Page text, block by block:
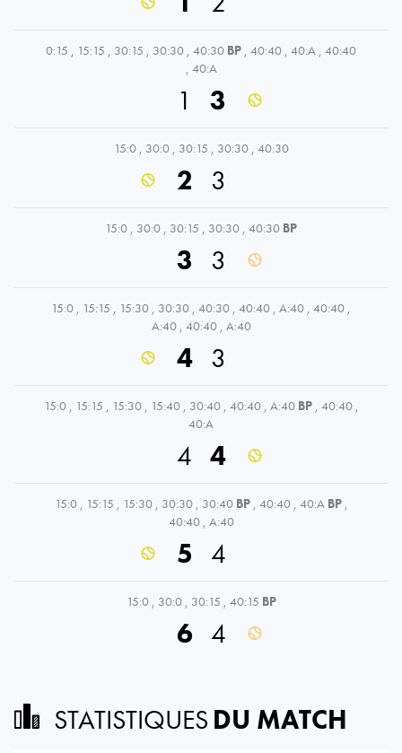
0:15 , 15:15 , 30:15 , 30:30 , 40:30 BP , 40:40 , 40:A , 40:40
, 40:A
1 3
15:0 , 30:0 , 30:15 , 30:30 , 40:30
2 3
15:0 , 30:0 , 30:15 , 30:30 , 40:30 BP
3 3
15:0 , 15:15 , 15:30 , 30:30 , 40:30 , 40:40 , A:40 , 40:40 ,
A:40 , 40:40 , A:40
4 3
15:0 , 15:15 , 15:30 , 15:40 , 30:40 , 40:40 , A:40 BP , 40:40 ,
40:A
4 4
15:0 , 15:15 , 15:30 , 30:30 , 30:40 BP , 40:40 , 40:A BP ,
40:40 , A:40
5 4
15:0 , 30:0 , 30:15 , 40:15 BP
6 4
STATISTIQUES DU MATCH